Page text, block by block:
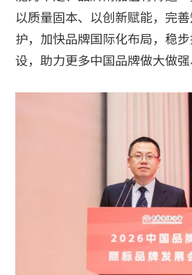
以质量固本、以创新赋能，完
护，加快品牌国际化布局，稳
设，助力更多中国品牌做大做强